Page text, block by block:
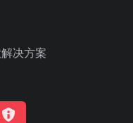
决方案